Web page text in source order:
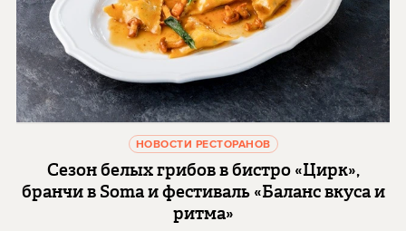
НОВОСТИ РЕСТОРАНОВ
Сезон белых грибов в бистро «Цирк»,
бранчи в Soma и фестиваль «Баланс вкуса и
ритма»